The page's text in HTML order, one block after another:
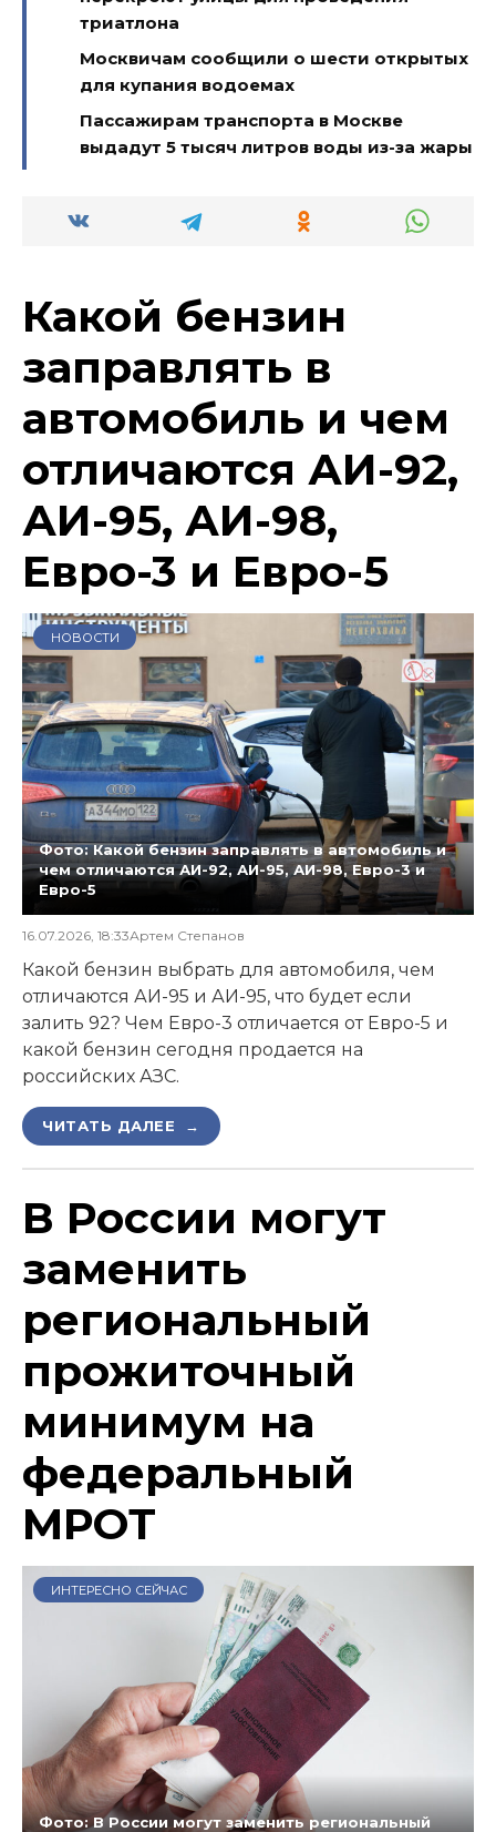
триатлона
Москвичам сообщили о шести открытых
для купания водоемах
Пассажирам транспорта в Москве
выдадут 5 тысяч литров воды из-за жары
Какой бензин
заправлять в
автомобиль и чем
отличаются АИ-92,
АИ-95, АИ-98,
Евро-3 и Евро-5
НОВОСТИ
Фото: Какой бензин заправлять в автомобиль и
чем отличаются АИ-92, АИ-95, АИ-98, Евро-3 и
Евро-5
16.07.2026, 18:33Артем Степанов
Какой бензин выбрать для автомобиля, чем
отличаются АИ-95 и АИ-95, что будет если
залить 92? Чем Евро-3 отличается от Евро-5 и
какой бензин сегодня продается на
российских АЗС.
ЧИТАТЬ ДАЛЕЕ →
В России могут
заменить
региональный
прожиточный
минимум на
федеральный
МРОТ
ИНТЕРЕСНО СЕЙЧАС
Фото: В России могут заменить региональный